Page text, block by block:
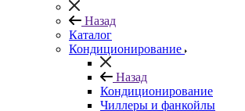
Назад
Каталог
Кондиционирование
Назад
Кондиционирование
Чиллеры и фанкойлы